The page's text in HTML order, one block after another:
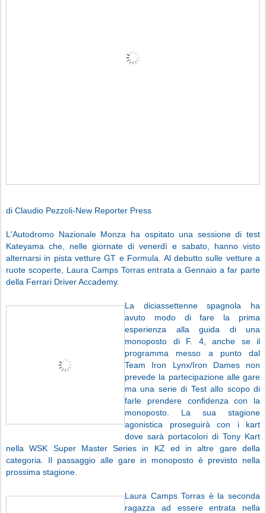
di Claudio Pezzoli-New Reporter Press
L'Autodromo Nazionale Monza ha ospitato una sessione di test
Kateyama che, nelle giornate di venerdì e sabato, hanno visto
alternarsi in pista vetture GT e Formula. Al debutto sulle vetture a
ruote scoperte, Laura Camps Torras entrata a Gennaio a far parte
della Ferrari Driver Accademy.
La diciassettenne spagnola ha
avuto modo di fare la prima
esperienza alla guida di una
monoposto di F. 4, anche se il
programma messo a punto dal
Team Iron Lynx/Iron Dames non
prevede la partecipazione alle gare
ma una serie di Test allo scopo di
farle prendere confidenza con la
monoposto. La sua stagione
agonistica proseguirà con i kart
dove sarà portacolori di Tony Kart
nella WSK Super Master Series in KZ ed in altre gare della
categoria. Il passaggio alle gare in monoposto è previsto nella
prossima stagione.
Laura Camps Torras è la seconda
ragazza ad essere entrata nella